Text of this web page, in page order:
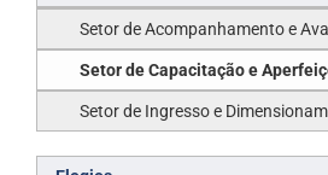
Setor de Acompanhamento e
Setor de Capacitação e
Setor de Ingresso e